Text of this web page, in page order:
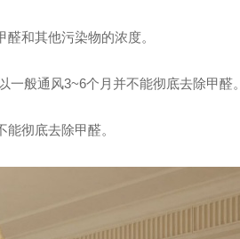
和其他污染物的浓度。
般通风3~6个月并不能彻底去除甲醛。
彻底去除甲醛。